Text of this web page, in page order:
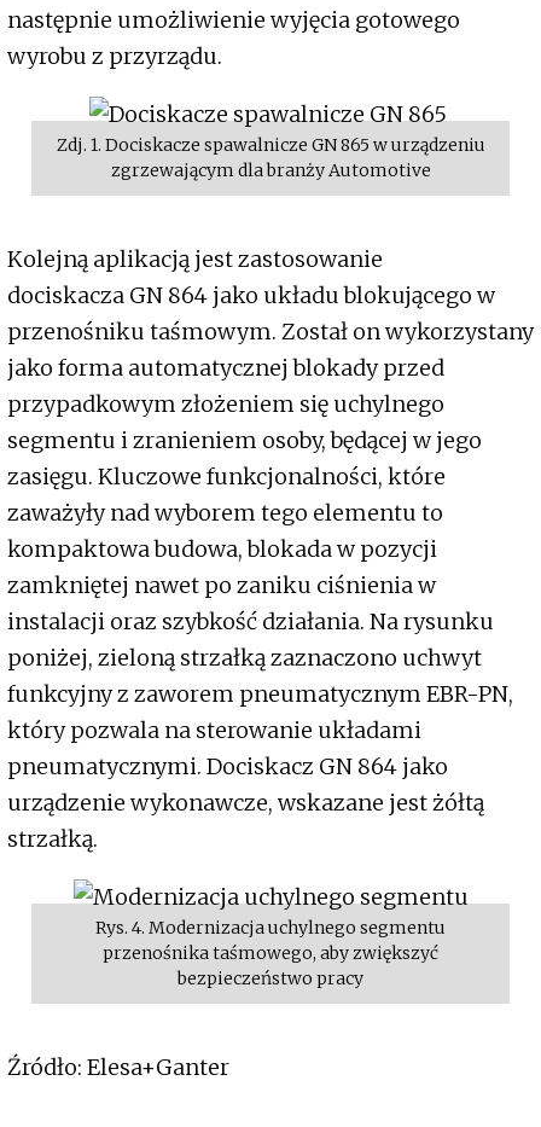
następnie umożliwienie wyjęcia gotowego
wyrobu z przyrządu.
Zdj. 1. Dociskacze spawalnicze GN 865 w urządzeniu
zgrzewającym dla branży Automotive
Kolejną aplikacją jest zastosowanie
dociskacza GN 864 jako układu blokującego w
przenośniku taśmowym. Został on wykorzystany
jako forma automatycznej blokady przed
przypadkowym złożeniem się uchylnego
segmentu i zranieniem osoby, będącej w jego
zasięgu. Kluczowe funkcjonalności, które
zaważyły nad wyborem tego elementu to
kompaktowa budowa, blokada w pozycji
zamkniętej nawet po zaniku ciśnienia w
instalacji oraz szybkość działania. Na rysunku
poniżej, zieloną strzałką zaznaczono uchwyt
funkcyjny z zaworem pneumatycznym EBR-PN,
który pozwala na sterowanie układami
pneumatycznymi. Dociskacz GN 864 jako
urządzenie wykonawcze, wskazane jest żółtą
strzałką.
Rys. 4. Modernizacja uchylnego segmentu
przenośnika taśmowego, aby zwiększyć
bezpieczeństwo pracy
Źródło: Elesa+Ganter